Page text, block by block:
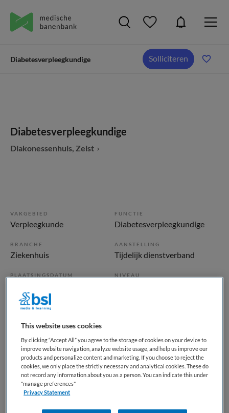
Diabetesverpleegkundige Solliciteren
Diabetesverpleegkundige
Diakonessenhuis, Zeist
VAKGEBIED
Verpleegkunde
FUNCTIE
Diabetesverpleegkundige
BRANCHE
Ziekenhuis
AANSTELLING
Tijdelijk dienstverband
PLAATSINGSDATUM NIVEAU
ERVARING
Vacature niet beschikbaar
Deze vacature Diabetesverpleegkundige bij
Diakonessenhuis is niet meer actueel. Hieronder staan
enkele vergelijkbare vacatures die voor u wellicht
interessant zijn.
This website uses cookies
By clicking “Accept All” you agree to the storage of cookies on your device to
improve website navigation, analyze website usage, and help us improve our
products and personalize content and marketing. If you choose to reject the
cookies, we only place the strictly necessary and analytical cookies. These do
not record any information about you as a person. You can indicate this under
"manage preferences"
Privacy Statement